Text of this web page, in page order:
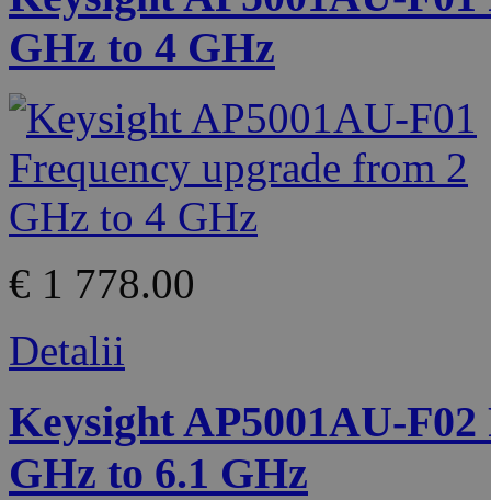
GHz to 4 GHz
€ 1 778.00
Detalii
Keysight AP5001AU-
GHz to 6.1 GHz